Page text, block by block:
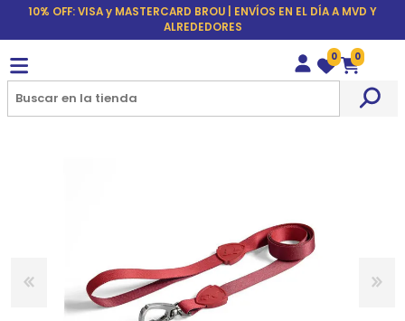
10% OFF: VISA y MASTERCARD BROU | ENVÍOS EN EL DÍA A MVD Y
ALREDEDORES
Wishlist
0
Carrito
0